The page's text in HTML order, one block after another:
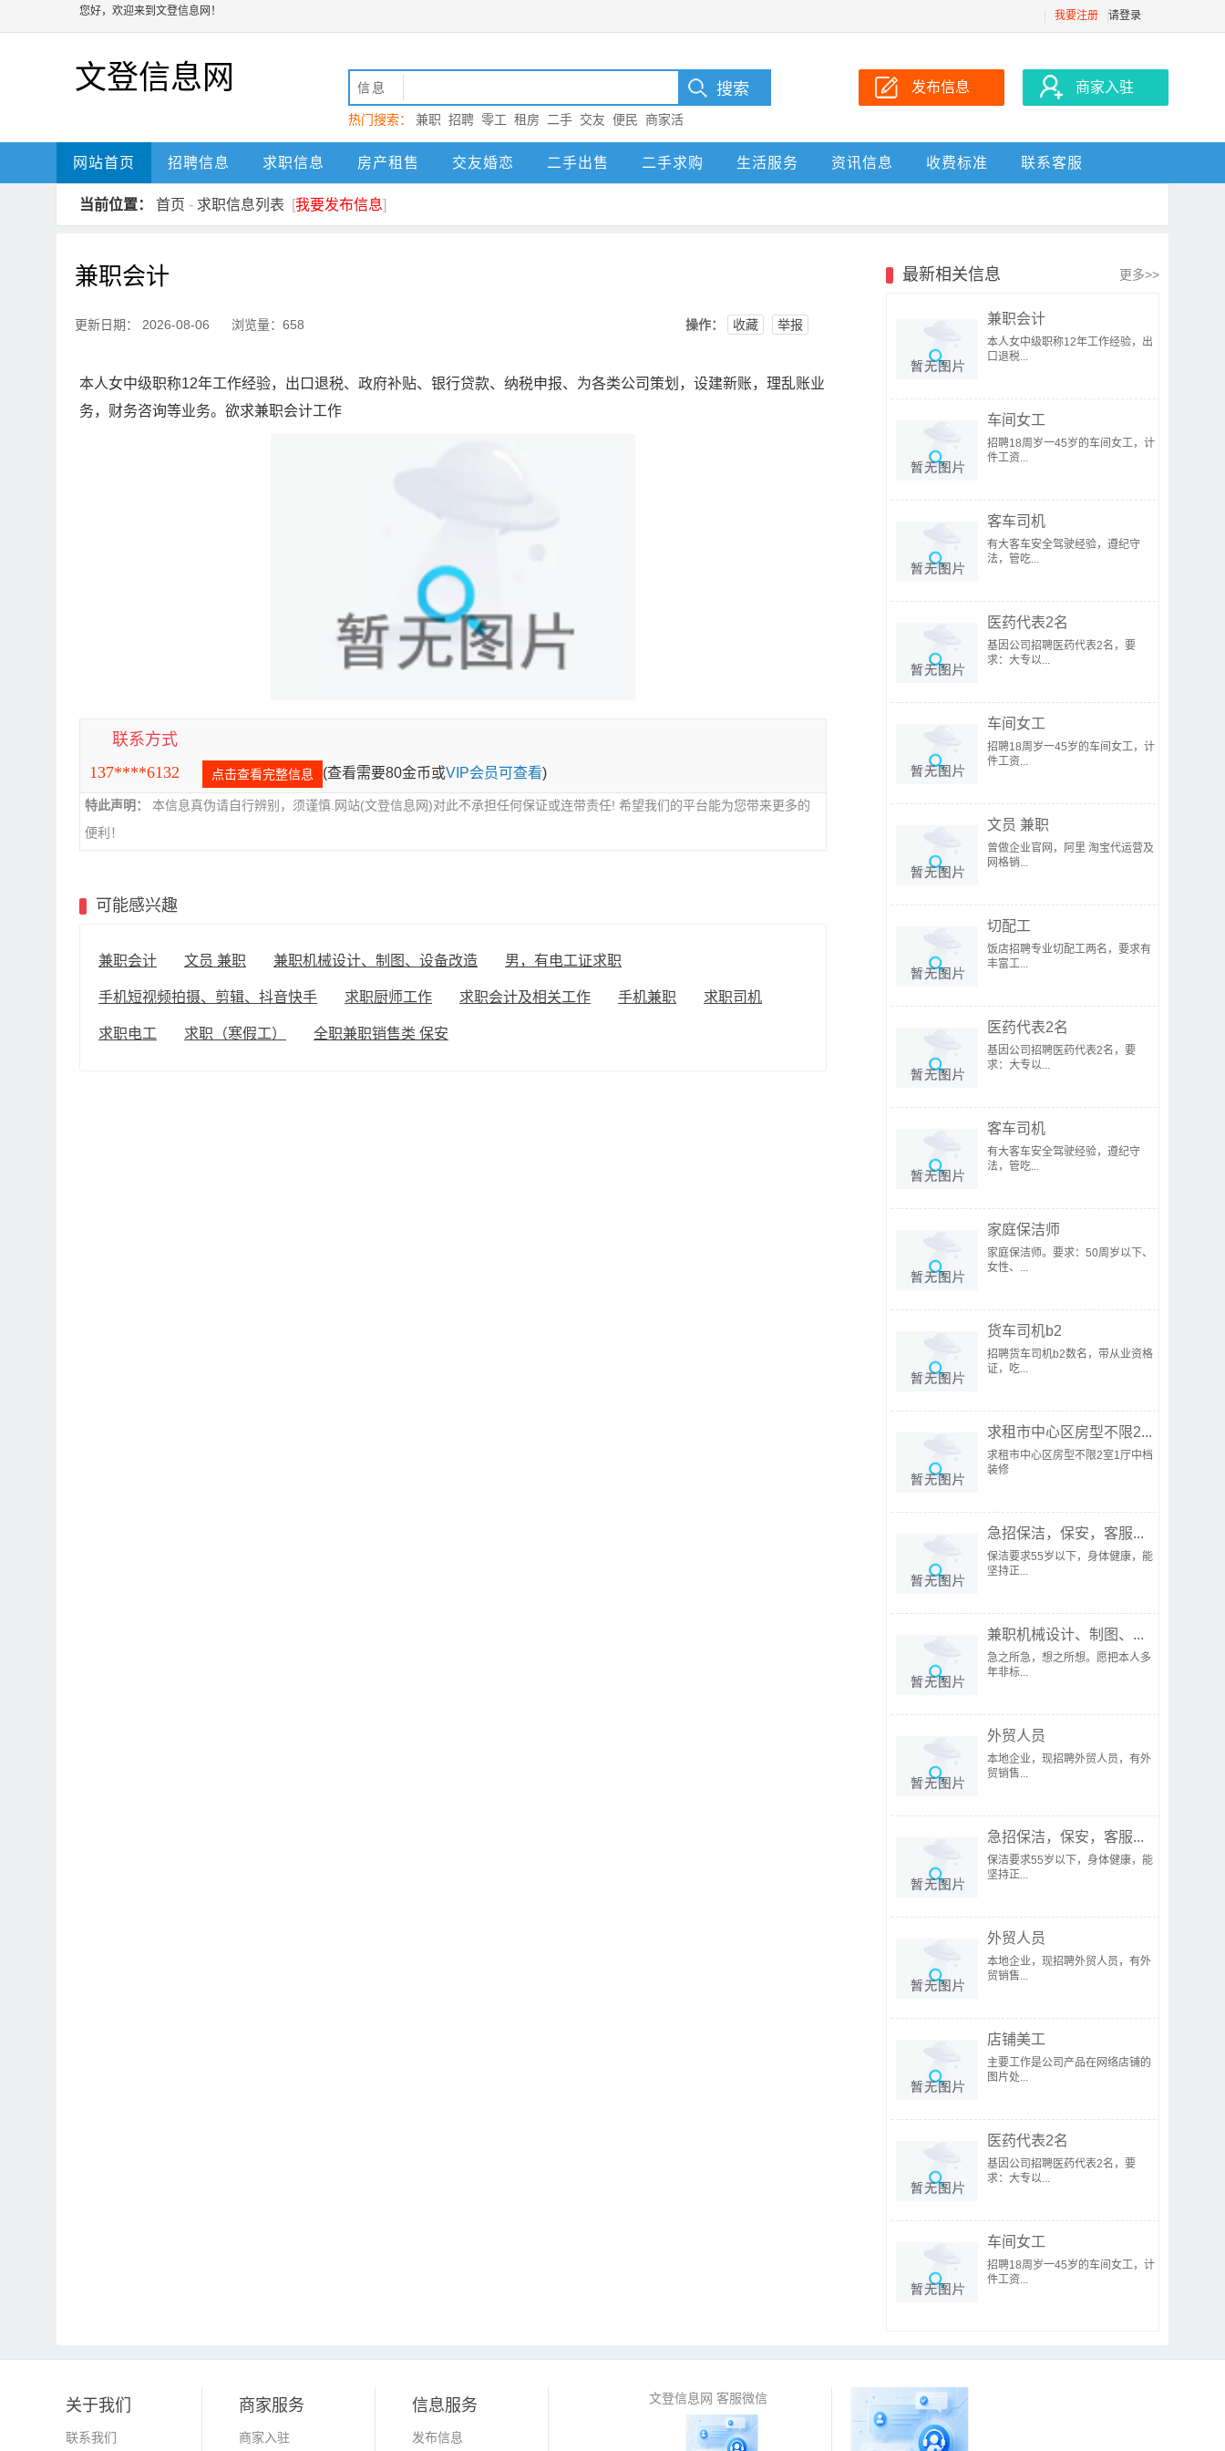
您好，欢迎来到文登信息网！ 我要注册 请登录
文登信息网 信息
热门搜索： 兼职 招聘 零工 租房 二手 交友 便民
商家活
动 文登
发布信息 商家入驻
网站首页 招聘信息 求职信息 房产租售 交友婚恋 二手出售 二手求购 生活服务 资讯信息 收费标准 联系客服
当前位置： 首页 - 求职信息列表 [我要发布信息]
兼职会计
更新日期： 2026-08-06 浏览量：658 操作： 收藏 举报
本人女中级职称12年工作经验，出口退税、政府补贴、银行贷款、纳税申报、为各类公司策划，设建新账，理乱账业
务，财务咨询等业务。欲求兼职会计工作
联系方式
137****6132
点击查看完整信息 (查看需要80金币或VIP会员可查看)
特此声明：
本信息真伪请自行辨别，须谨慎.网站(文登信息网)对此不承担任何保证或连带责任! 希望我们的平台能为您带来更多的
便利！
可能感兴趣
兼职会计 文员 兼职 兼职机械设计、制图、设备改造 男，有电工证求职
手机短视频拍摄、剪辑、抖音快手 求职厨师工作 求职会计及相关工作 手机兼职 求职司机
求职电工 求职（寒假工） 全职兼职销售类 保安
最新相关信息 更多>>
兼职会计
本人女中级职称12年工作经验，出
口退税...
车间女工
招聘18周岁一45岁的车间女工，计
件工资...
客车司机
有大客车安全驾驶经验，遵纪守
法，管吃...
医药代表2名
基因公司招聘医药代表2名，要
求：大专以...
车间女工
招聘18周岁一45岁的车间女工，计
件工资...
文员 兼职
曾做企业官网，阿里 淘宝代运营及
网格销...
切配工
饭店招聘专业切配工两名，要求有
丰富工...
医药代表2名
基因公司招聘医药代表2名，要
求：大专以...
客车司机
有大客车安全驾驶经验，遵纪守
法，管吃...
家庭保洁师
家庭保洁师。要求：50周岁以下、
女性、...
货车司机b2
招聘货车司机b2数名，带从业资格
证，吃...
求租市中心区房型不限2...
求租市中心区房型不限2室1厅中档
装修
急招保洁，保安，客服...
保洁要求55岁以下，身体健康，能
坚持正...
兼职机械设计、制图、...
急之所急，想之所想。愿把本人多
年非标...
外贸人员
本地企业，现招聘外贸人员，有外
贸销售...
急招保洁，保安，客服...
保洁要求55岁以下，身体健康，能
坚持正...
外贸人员
本地企业，现招聘外贸人员，有外
贸销售...
店铺美工
主要工作是公司产品在网络店铺的
图片处...
医药代表2名
基因公司招聘医药代表2名，要
求：大专以...
车间女工
招聘18周岁一45岁的车间女工，计
件工资...
关于我们
联系我们
商家服务
商家入驻
信息服务
发布信息
文登信息网 客服微信